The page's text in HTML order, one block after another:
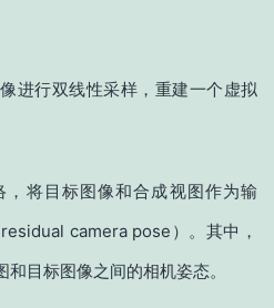
进行双线性采样，重建一个虚拟
将目标图像和合成视图作为输
camera pose）。其中，
目标图像之间的相机姿态。